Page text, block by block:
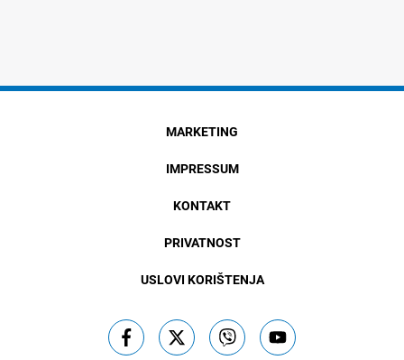
MARKETING
IMPRESSUM
KONTAKT
PRIVATNOST
USLOVI KORIŠTENJA